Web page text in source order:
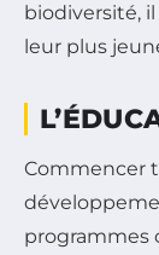
biodiversité,
leur plus
Commencer
programmes